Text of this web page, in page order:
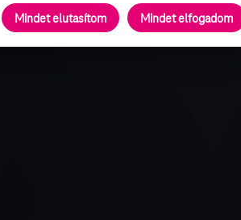
Mindet elutasítom Mindet elfogadom